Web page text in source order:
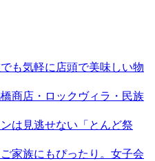
も気軽に店頭で美味しい物
商店・ロックヴィラ・民族
は見逃せない「とんど祭
家族にもぴったり。女子会